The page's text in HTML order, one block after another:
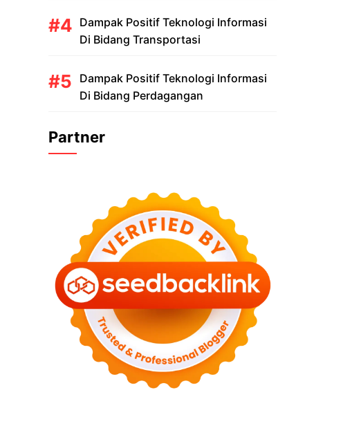
Dampak Positif Teknologi Informasi
Di Bidang Transportasi
Dampak Positif Teknologi Informasi
Di Bidang Perdagangan
Partner